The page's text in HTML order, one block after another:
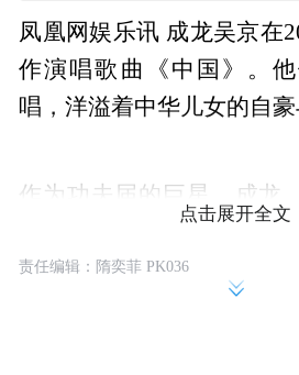
凤凰网娱乐讯 成龙吴京在
作演唱歌曲《中国》。
唱，洋溢着中华儿女的自豪
作为功夫届的巨星，成龙
人首次以合唱的形式登上
点击展开全文
责任编辑：隋奕菲 PK036